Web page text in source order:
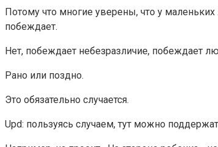
Потому что многие уверены, что у
побеждает.
Нет, побеждает небезразличие, побеждает
Рано или поздно.
Это обязательно случается.
Upd: пользуясь случаем, тут можно